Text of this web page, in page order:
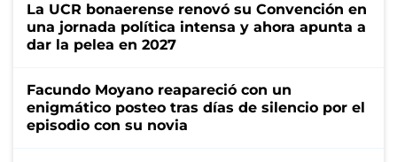
La UCR bonaerense renovó su Convención en
una jornada política intensa y ahora apunta a
dar la pelea en 2027
Facundo Moyano reapareció con un
enigmático posteo tras días de silencio por el
episodio con su novia